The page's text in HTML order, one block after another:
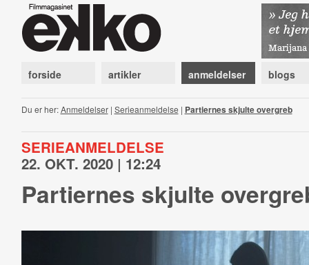
forside artikler anmeldelser blogs
Du er her:Anmeldelser| Serieanmeldelse | Partiernes skjulte overgreb
SERIEANMELDELSE
22. OKT. 2020 | 12:24
Partiernes skjulte